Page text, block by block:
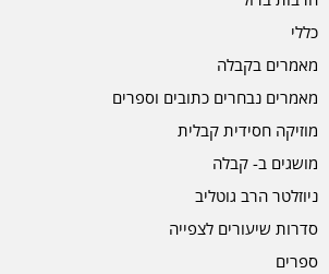
כללי
מאמרים בקבלה
מאמרים נבחרים כתובים וספרים
מוזיקה חסידית קבלית
מושגים ב- קבלה
ניוזלטר הרב גוטליב
סדרות שיעורים לצפייה
ספרים